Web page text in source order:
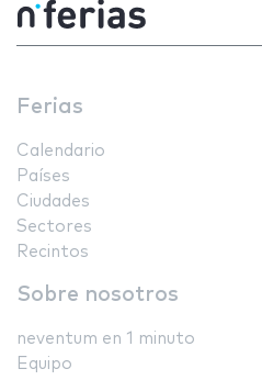
Ferias
Calendario
Países
Ciudades
Sectores
Recintos
Sobre nosotros
neventum en 1 minuto
Equipo